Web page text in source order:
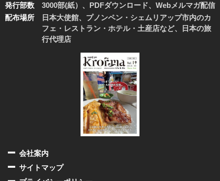
発行部数
3000部(紙）、PDFダウンロード、Webメルマガ配信
配布場所
日本大使館、プノンペン・シェムリアップ市内のカ
フェ・レストラン・ホテル・土産店など、日本の旅
行代理店
会社案内
サイトマップ